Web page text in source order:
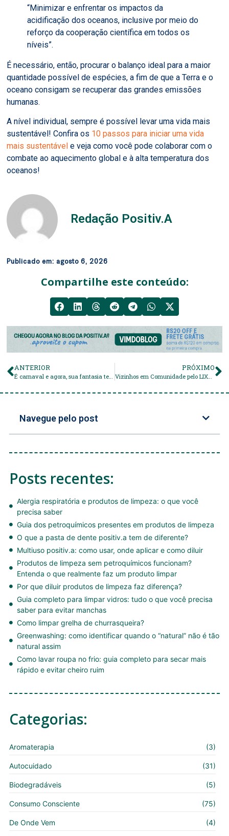
“Minimizar e enfrentar os impactos da
acidificação dos oceanos, inclusive por meio do
reforço da cooperação científica em todos os
níveis”.
É necessário, então, procurar o balanço ideal para a maior
quantidade possível de espécies, a fim de que a Terra e o
oceano consigam se recuperar das grandes emissões
humanas.
A nível individual, sempre é possível levar uma vida mais
sustentável! Confira os 10 passos para iniciar uma vida
mais sustentável e veja como você pode colaborar com o
combate ao aquecimento global e à alta temperatura dos
oceanos!
Redação Positiv.A
Publicado em:agosto 6, 2026
Compartilhe este conteúdo:
ANTERIOR
É carnaval e agora, sua fantasia tem plástico?
PRÓXIMO
Vizinhos em Comunidade pelo LIXO ZERO
Navegue pelo post
Posts recentes:
Alergia respiratória e produtos de limpeza: o que você
precisa saber
Guia dos petroquímicos presentes em produtos de limpeza
O que a pasta de dente positiv.a tem de diferente?
Multiuso positiv.a: como usar, onde aplicar e como diluir
Produtos de limpeza sem petroquímicos funcionam?
Entenda o que realmente faz um produto limpar
Por que diluir produtos de limpeza faz diferença?
Guia completo para limpar vidros: tudo o que você precisa
saber para evitar manchas
Como limpar grelha de churrasqueira?
Greenwashing: como identificar quando o “natural” não é tão
natural assim
Como lavar roupa no frio: guia completo para secar mais
rápido e evitar cheiro ruim
Categorias:
Aromaterapia (3)
Autocuidado (31)
Biodegradáveis (5)
Consumo Consciente (75)
De Onde Vem (4)